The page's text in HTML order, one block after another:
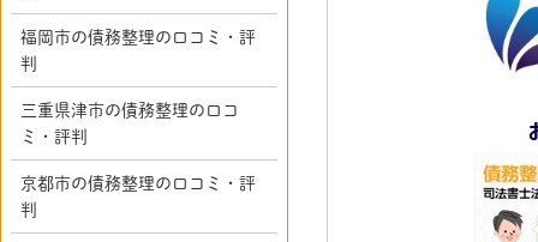
福岡市の債務整理の口コミ・評
判
三重県津市の債務整理の口コ
ミ・評判
京都市の債務整理の口コミ・評
判